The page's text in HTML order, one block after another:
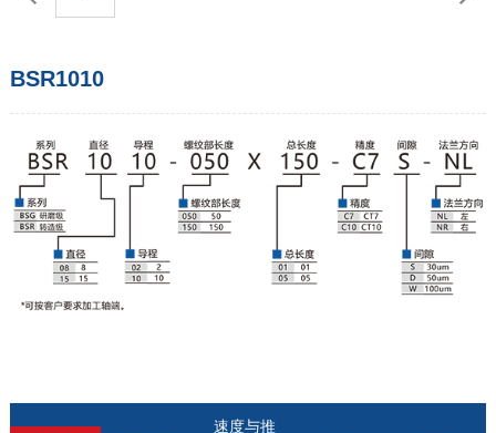
BSR1010
速度与推